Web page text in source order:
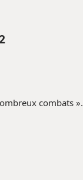
combats ».